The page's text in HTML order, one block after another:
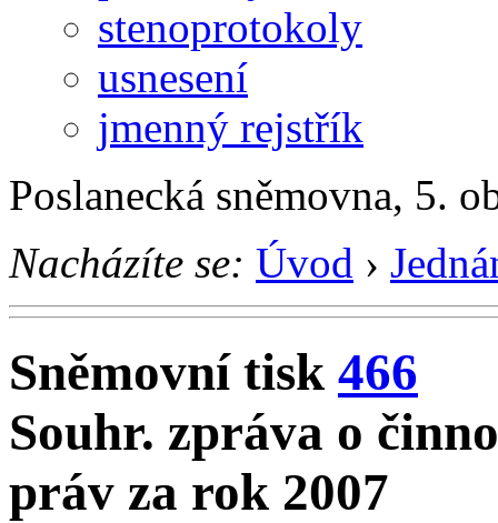
stenoprotokoly
usnesení
jmenný rejstřík
Poslanecká sněmovna, 5.
Nacházíte se: Úvod ›
Sněmovní tisk 466
Souhr. zpráva o
práv za rok 2007